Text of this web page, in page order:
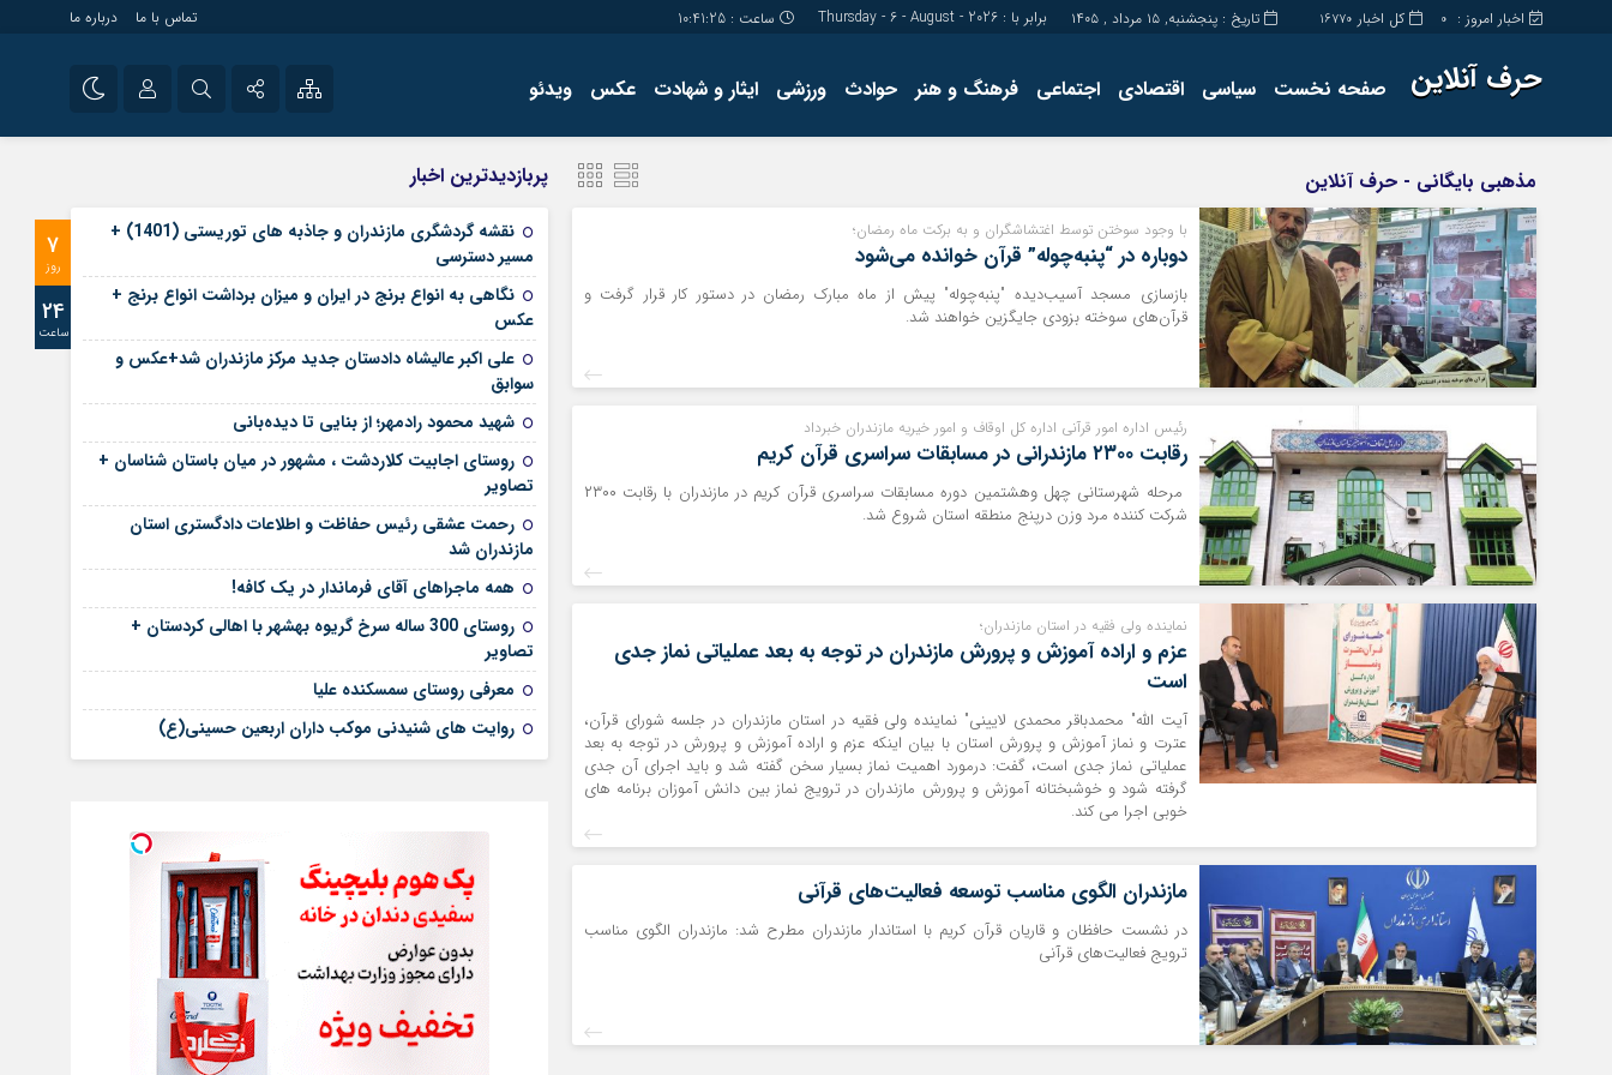
کل اخبار 16770 اخبار امروز : 0 تاریخ : پنجشنبه, ۱۵ مرداد , ۱۴۰۵ برابر با : Thursday - 6 - August - 2026 ساعت : 10:41:25 تماس با ما درباره ما
حرف آنلاین صفحه نخست سیاسی اقتصادی اجتماعی فرهنگ و هنر حوادث ورزشی ایثار و شهادت عکس ویدئو
رمز عبور
مرا به خاطر بسپار
کارگاه آموزشی راه اندازی سایت و
تولید محتوا سایت های خبری و
مجله ای مذهبی بایگانی - حرف آنلاین
با وجود سوختن توسط اغتشاشگران و به برکت ماه رمضان؛
دوباره در “پنبه‌چوله” قرآن خوانده می‌شود
بازسازی مسجد آسیب‌دیده "پنبه‌چوله" پیش از ماه مبارک رمضان در دستور کار قرار گرفت و
قرآن‌های سوخته بزودی جایگزین خواهند شد.
رئیس اداره امور قرآنی اداره کل اوقاف و امور خیریه مازندران خبرداد
رقابت ۲۳۰۰ مازندرانی در مسابقات سراسری قرآن کریم
مرحله شهرستانی چهل وهشتمین دوره مسابقات سراسری قرآن کریم در مازندران با رقابت ۲۳۰۰
شرکت کننده مرد وزن درپنج منطقه استان شروع شد.
نماینده ولی فقیه در استان مازندران؛
عزم و اراده آموزش و پرورش مازندران در توجه به بعد عملیاتی نماز جدی
است
آیت الله" محمدباقر محمدی لایینی" نماینده ولی فقیه در استان مازندران در جلسه شورای قرآن،
عترت و نماز آموزش و پرورش استان با بیان اینکه عزم و اراده آموزش و پرورش در توجه به بعد
عملیاتی نماز جدی است، گفت: درمورد اهمیت نماز بسیار سخن گفته شد و باید اجرای آن جدی
گرفته شود و خوشبختانه آموزش و پرورش مازندران در ترویج نماز بین دانش آموزان برنامه های
خوبی اجرا می کند.
مازندران الگوی مناسب توسعه فعالیت‌های قرآنی
در نشست حافظان و قاریان قرآن کریم با استاندار مازندران مطرح شد: مازندران الگوی مناسب
ترویج فعالیت‌های قرآنی
پربازدیدترین اخبار
7
روز
24
ساعت
نقشه گردشگری مازندران و جاذبه های توریستی (1401) +
مسیر دسترسی
نگاهی به انواع برنج در ایران و میزان برداشت انواع برنج +
عکس
علی‌ اکبر عالیشاه دادستان جدید مرکز مازندران شد+عکس و
سوابق
شهید محمود رادمهر؛ از بنایی تا دیده‌بانی
روستای اجابیت کلاردشت ، مشهور در میان باستان شناسان +
تصاویر
رحمت عشقی رئیس حفاظت و اطلاعات دادگستری استان
مازندران شد
همه ماجراهای آقای فرماندار در یک کافه!
روستای 300 ساله سرخ ‌گریوه بهشهر با اهالی کردستان +
تصاویر
معرفی روستای سمسکنده علیا
روایت های شنیدنی موکب داران اربعین حسینی(ع)